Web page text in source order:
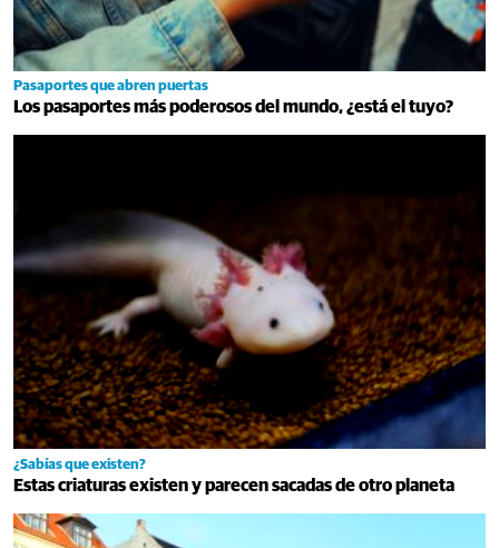
Pasaportes que abren puertas
Los pasaportes más poderosos del mundo, ¿está el tuyo?
¿Sabías que existen?
Estas criaturas existen y parecen sacadas de otro planeta